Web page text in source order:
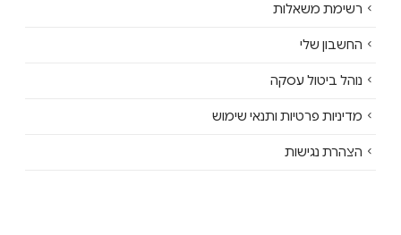
רשימת משאלות
החשבון שלי
נוהל ביטול עסקה
מדיניות פרטיות ותנאי שימוש
הצהרת נגישות